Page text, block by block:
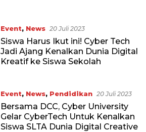
Event, News 20 Juli 2023
Siswa Harus Ikut ini! Cyber Tech
Jadi Ajang Kenalkan Dunia Digital
Kreatif ke Siswa Sekolah
Event, News, Pendidikan 20 Juli 2023
Bersama DCC, Cyber University
Gelar CyberTech Untuk Kenalkan
Siswa SLTA Dunia Digital Creative